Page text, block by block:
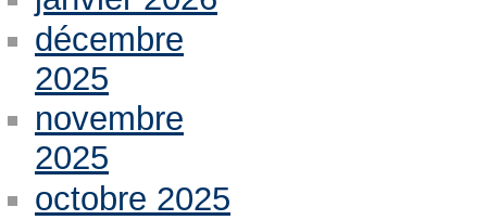
décembre
2025
novembre
2025
octobre 2025